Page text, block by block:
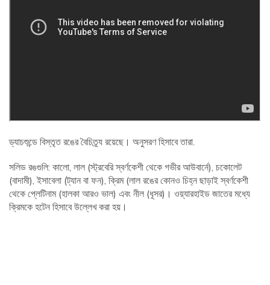
ড্যাচশুন্ডে বিস্তৃত রঙের বৈচিত্র্য রয়েছে। অনুসরণ হিসাবে তারা.
সলিড রঙগুলি: কালো, লাল (স্ট্রবেরি স্বর্ণকেশী থেকে গভীর আউবার্নে), চকোলেট
(বাদামী), ইসাবেলা (ট্যান বা ফন), ক্রিম (লাল রঙের কোনও চিহ্ন ছাড়াই স্বর্ণকেশী
থেকে প্লেটিনাম (হালকা আরও ভাল) এবং নীল (ধূসর)। ওয়্যারহাইড জাতের মধ্যে
ক্রিমকে হটেন হিসাবে উল্লেখ করা হয়।